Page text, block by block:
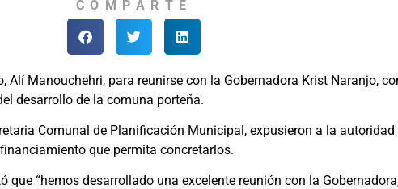
COMPARTE
Alí Manouchehri, para reunirse con la Gobernadora Krist Naranjo,
desarrollo de la comuna porteña.
Comunal de Planificación Municipal, expusieron a la
que permita concretarlos.
“hemos desarrollado una excelente reunión con la